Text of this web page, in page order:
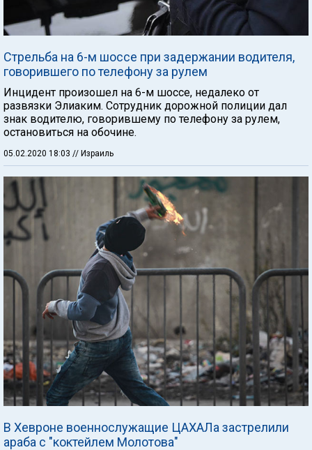
Стрельба на 6-м шоссе при задержании водителя,
говорившего по телефону за рулем
Инцидент произошел на 6-м шоссе, недалеко от
развязки Элиаким. Сотрудник дорожной полиции дал
знак водителю, говорившему по телефону за рулем,
остановиться на обочине.
05.02.2020 18:03 // Израиль
В Хевроне военнослужащие ЦАХАЛа застрелили
араба с "коктейлем Молотова"